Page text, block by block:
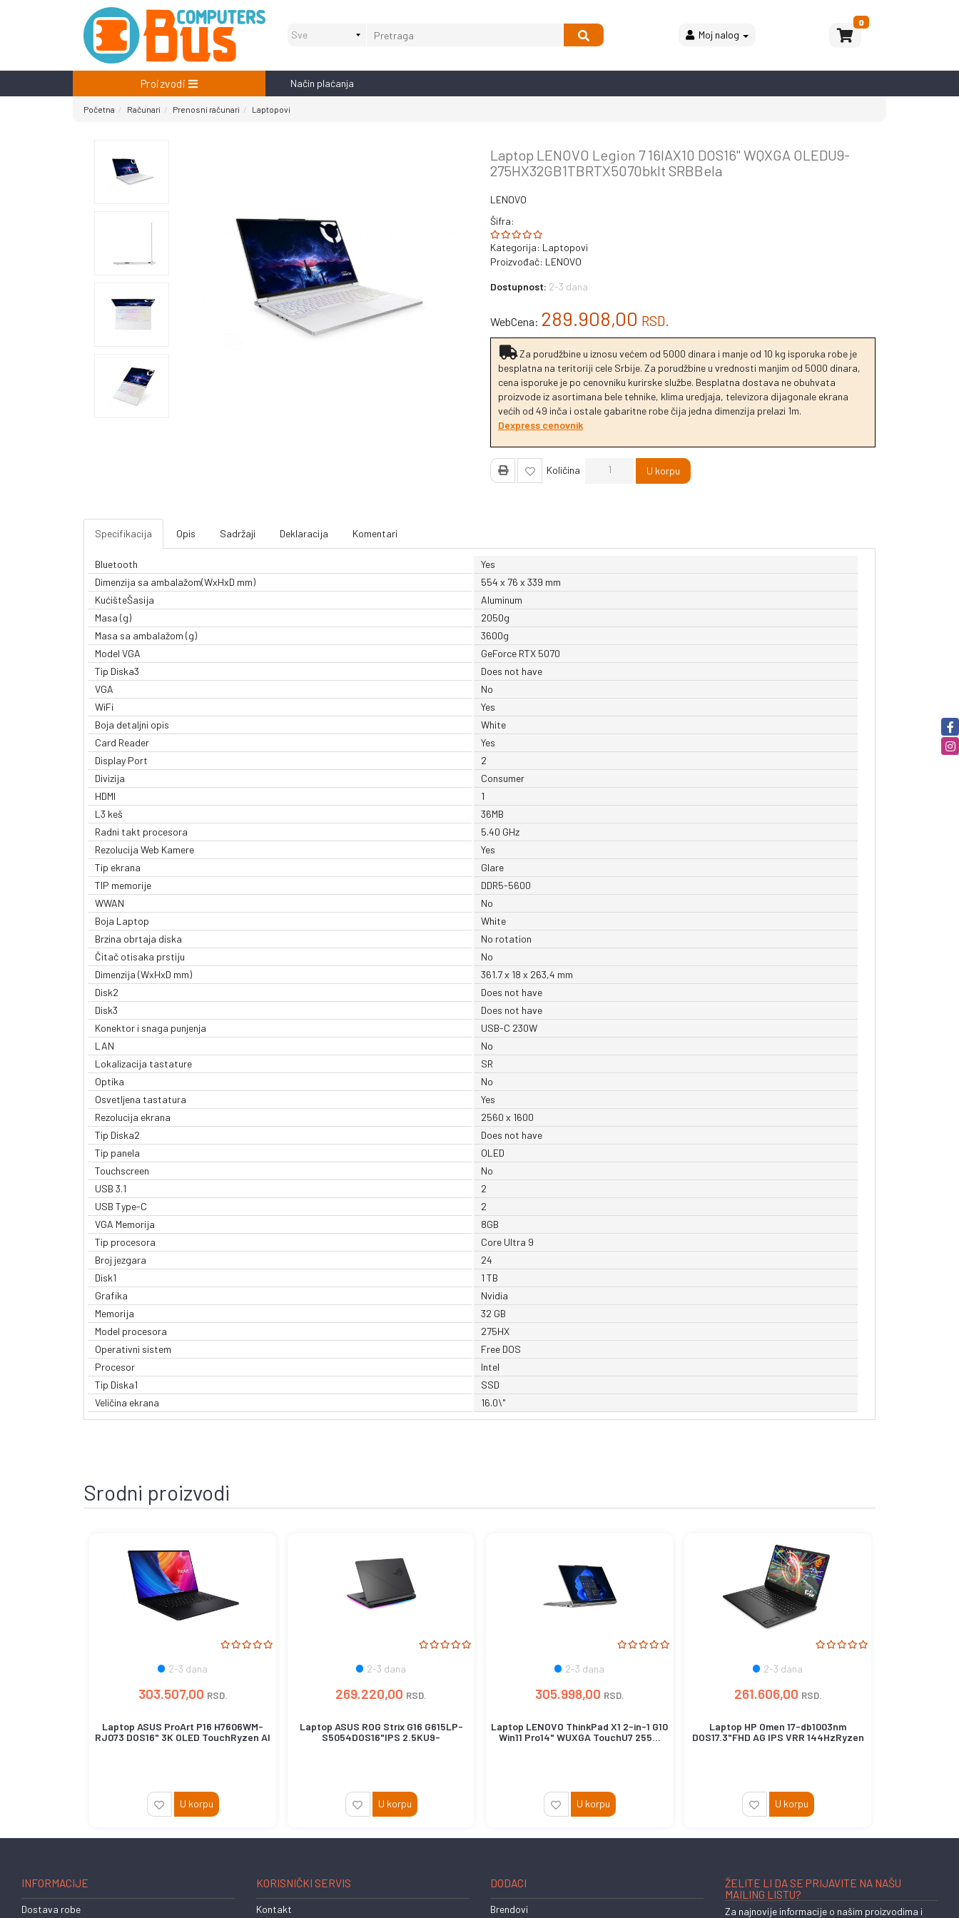
Moj nalog
0
Proizvodi Način plaćanja
Početna Računari Prenosni računari Laptopovi
Laptop LENOVO Legion 7 16IAX10 DOS16'' WQXGA OLEDU9-
275HX32GB1TBRTX5070bklt SRBBela
LENOVO
Šifra:
Kategorija: Laptopovi
Proizvođač: LENOVO
Dostupnost: 2-3 dana
WebCena: 289.908,00 RSD.
Za porudžbine u iznosu većem od 5000 dinara i manje od 10 kg isporuka robe je
besplatna na teritoriji cele Srbije. Za porudžbine u vrednosti manjim od 5000 dinara,
cena isporuke je po cenovniku kurirske službe. Besplatna dostava ne obuhvata
proizvode iz asortimana bele tehnike, klima uredjaja, televizora dijagonale ekrana
većih od 49 inča i ostale gabaritne robe čija jedna dimenzija prelazi 1m.
Dexpress cenovnik
Količina U korpu
Specifikacija Opis Sadržaji Deklaracija Komentari
Bluetooth
Yes
Dimenzija sa ambalažom(WxHxD mm)
554 x 76 x 339 mm
KućišteŠasija
Aluminum
Masa (g)
2050g
Masa sa ambalažom (g)
3600g
Model VGA
GeForce RTX 5070
Tip Diska3
Does not have
VGA
No
WiFi
Yes
Boja detaljni opis
White
Card Reader
Yes
Display Port
2
Divizija
Consumer
HDMI
1
L3 keš
36MB
Radni takt procesora
5.40 GHz
Rezolucija Web Kamere
Yes
Tip ekrana
Glare
TIP memorije
DDR5-5600
WWAN
No
Boja Laptop
White
Brzina obrtaja diska
No rotation
Čitač otisaka prstiju
No
Dimenzija (WxHxD mm)
361.7 x 18 x 263,4 mm
Disk2
Does not have
Disk3
Does not have
Konektor i snaga punjenja
USB-C 230W
LAN
No
Lokalizacija tastature
SR
Optika
No
Osvetljena tastatura
Yes
Rezolucija ekrana
2560 x 1600
Tip Diska2
Does not have
Tip panela
OLED
Touchscreen
No
USB 3.1
2
USB Type-C
2
VGA Memorija
8GB
Tip procesora
Core Ultra 9
Broj jezgara
24
Disk1
1 TB
Grafika
Nvidia
Memorija
32 GB
Model procesora
275HX
Operativni sistem
Free DOS
Procesor
Intel
Tip Diska1
SSD
Veličina ekrana
16.0\"
Srodni proizvodi
2-3 dana
303.507,00 RSD.
Laptop ASUS ProArt P16 H7606WM-
RJ073 DOS16" 3K OLED TouchRyzen AI
U korpu
2-3 dana
269.220,00 RSD.
Laptop ASUS ROG Strix G16 G615LP-
S5054DOS16"IPS 2.5KU9-
U korpu
2-3 dana
305.998,00 RSD.
Laptop LENOVO ThinkPad X1 2-in-1 G10
Win11 Pro14" WUXGA TouchU7 255...
U korpu
2-3 dana
261.606,00 RSD.
Laptop HP Omen 17-db1003nm
DOS17.3"FHD AG IPS VRR 144HzRyzen
U korpu
INFORMACIJE
Dostava robe
KORISNIČKI SERVIS
Kontakt
DODACI
Brendovi
ŽELITE LI DA SE PRIJAVITE NA NAŠU
MAILING LISTU?
Za najnovije informacije o našim proizvodima i